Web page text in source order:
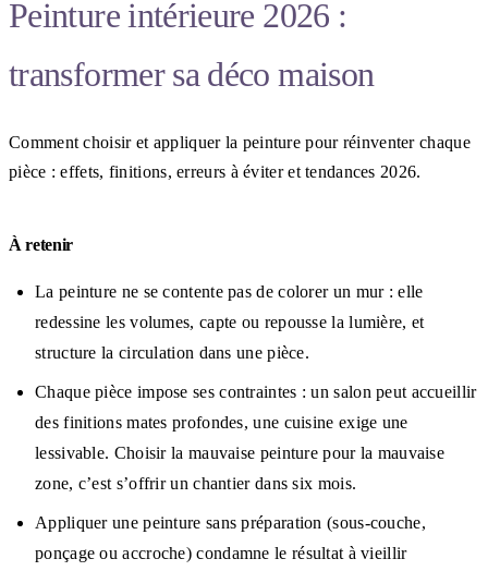
Peinture intérieure 2026 :
transformer sa déco maison
Comment choisir et appliquer la peinture pour réinventer chaque
pièce : effets, finitions, erreurs à éviter et tendances 2026.
À retenir
La peinture ne se contente pas de colorer un mur : elle
redessine les volumes, capte ou repousse la lumière, et
structure la circulation dans une pièce.
Chaque pièce impose ses contraintes : un salon peut accueillir
des finitions mates profondes, une cuisine exige une
lessivable. Choisir la mauvaise peinture pour la mauvaise
zone, c’est s’offrir un chantier dans six mois.
Appliquer une peinture sans préparation (sous-couche,
ponçage ou accroche) condamne le résultat à vieillir